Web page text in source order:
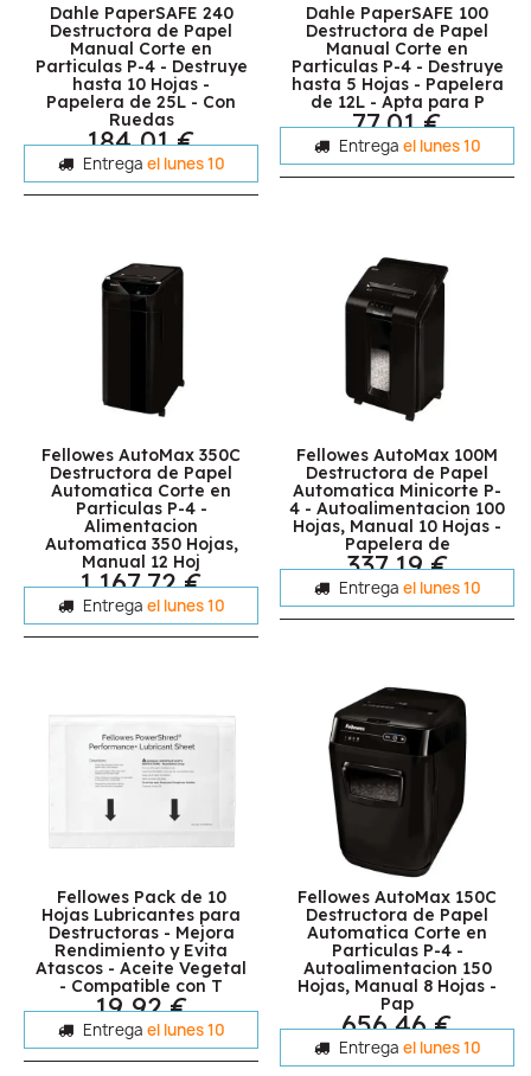
Dahle PaperSAFE 240
Destructora de Papel
Manual Corte en
Particulas P-4 - Destruye
hasta 10 Hojas -
Papelera de 25L - Con
Ruedas
184,01 €
Entrega el lunes 10
Dahle PaperSAFE 100
Destructora de Papel
Manual Corte en
Particulas P-4 - Destruye
hasta 5 Hojas - Papelera
de 12L - Apta para P
77,01 €
Entrega el lunes 10
Fellowes AutoMax 350C
Destructora de Papel
Automatica Corte en
Particulas P-4 -
Alimentacion
Automatica 350 Hojas,
Manual 12 Hoj
1.167,72 €
Entrega el lunes 10
Fellowes AutoMax 100M
Destructora de Papel
Automatica Minicorte P-
4 - Autoalimentacion 100
Hojas, Manual 10 Hojas -
Papelera de
337,19 €
Entrega el lunes 10
Fellowes Pack de 10
Hojas Lubricantes para
Destructoras - Mejora
Rendimiento y Evita
Atascos - Aceite Vegetal
- Compatible con T
19,92 €
Entrega el lunes 10
Fellowes AutoMax 150C
Destructora de Papel
Automatica Corte en
Particulas P-4 -
Autoalimentacion 150
Hojas, Manual 8 Hojas -
Pap
656,46 €
Entrega el lunes 10